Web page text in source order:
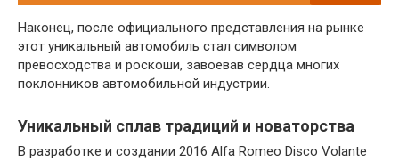
Наконец, после официального представления на рынке
этот уникальный автомобиль стал символом
превосходства и роскоши, завоевав сердца многих
поклонников автомобильной индустрии.
Уникальный сплав традиций и новаторства
В разработке и создании 2016 Alfa Romeo Disco Volante